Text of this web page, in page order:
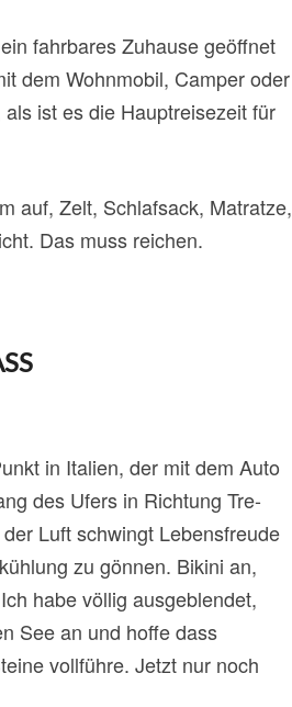
fahrbares Zuhause geöffnet
dem Wohnmobil, Camper oder
ist es die Hauptreisezeit für
auf, Zelt, Schlafsack, Matratze,
Das muss reichen.
in Italien, der mit dem Auto
des Ufers in Richtung Tre-
Luft schwingt Lebensfreude
zu gönnen. Bikini an,
habe völlig ausgeblendet,
See an und hoffe dass
vollführe. Jetzt nur noch